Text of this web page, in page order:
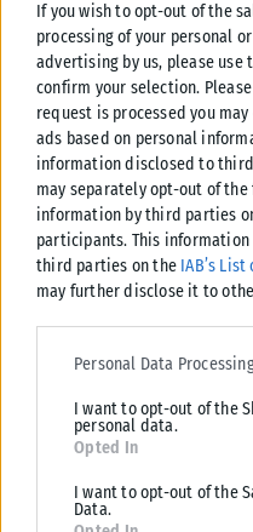
If you wish to opt-out of the
processing of your personal
advertising by us, please
confirm your selection.
request is processed you
ads based on personal
information disclosed to
may separately opt-out of
information by third parties
participants. This
third parties on the IAB’s
may further disclose it to
Please note that this
services and may gather
deny consent to Google and
for below specified purposes
Personal Data
I want to opt-out of the
personal data.
Opted In
I want to opt-out of the
Data.
ART NEWS
Επάθαν ΣΟΚ! Οι φανατικοί
από πού προέρχεται ο
πλατφόρμας
Όλοι τον έχουμε ακούσει, αλλά
ανακάλυψαν από πού...
ΑΝΑΡΤΉΘΗΚΕ ΑΠΌΚΑΡΦΙΤΣΑ NEWS